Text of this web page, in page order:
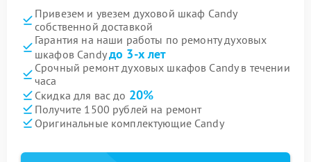
Привезем и увезем духовой шкаф Candy
собственной доставкой
Гарантия на наши работы по ремонту духовых
шкафов Candyдо 3-х лет
Срочный ремонт духовых шкафов Candy в течении
часа
Скидка для вас до 20%
Получите 1500 рублей на ремонт
Оригинальные комплектующие Candy